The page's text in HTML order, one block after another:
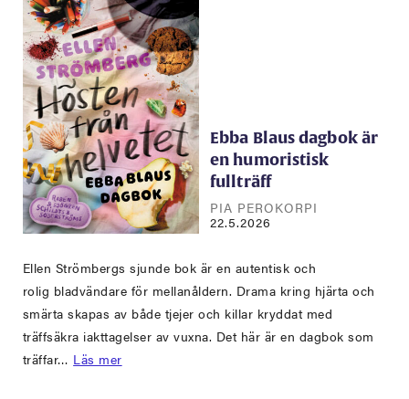
Ebba Blaus dagbok är
en humoristisk
fullträff
PIA PEROKORPI
22.5.2026
Ellen Strömbergs sjunde bok är en autentisk och
rolig bladvändare för mellanåldern. Drama kring hjärta och
smärta skapas av både tjejer och killar kryddat med
träffsäkra iakttagelser av vuxna. Det här är en dagbok som
träffar… Läs mer